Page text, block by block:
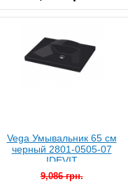
Vega Умывальник 65 см
черный 2801-0505-07
IDEVIT
9,086 грн.